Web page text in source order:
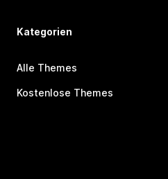
Kategorien
Alle Themes
Kostenlose Themes